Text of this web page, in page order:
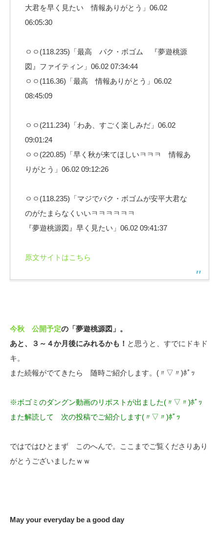
大君を早く見たい 情報ありがとう」06.02
06:05:30
ㅇㅇ(118.235)「最高 パク・ボゴム 『夢遊桃源
図』ファイティン」06.02 07:34:44
ㅇㅇ(116.36)「最高 情報ありがとう」06.02
08:45:09
ㅇㅇ(211.234)「わあ、すごく楽しみだ」06.02
09:01:24
ㅇㅇ(220.85)「早く秋が来てほしいㅋㅋㅋ 情報あ
りがとう」06.02 09:12:26
ㅇㅇ(118.235)「マジでパク・ボゴムが安平大君な
のがたまらなくいいㅋㅋㅋㅋㅋㅋ
『夢遊桃源図』早く見たい」06.02 09:41:37
原文サイトはこちら
今秋 公開予定の「夢遊桃源図」。
あと、３～４か月後にみれるかも！ と思うと、すでにドキド
キ。
また続報がでてきたら 随時ご紹介します。(〃▽〃)ﾎﾟｯ
※ボゴミのダングン動画のリポストが出ました(〃▽〃)ﾎﾟｯ
また解読して 次の投稿でご紹介します(〃▽〃)ﾎﾟｯ
ではではひとまず このへんで。ここまでご覧くださりあり
がとうございましたｗｗ
May your everyday be a good day